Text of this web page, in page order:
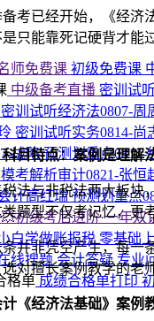
师免费课 初级免费课
中级备考直播 密训试
密训试听经济法0807-周
密训试听实务0814-尚
战略预测划重点0811-
模考解析审计0821-张恒
计高红瑞预测划重点
初级考后进阶·一年双
白学做账报税 零基础
线搜题会计答疑专业
格单 成绩合格单打印
考已经开始，《经济
只能靠死记硬背才能
目特点：案例是理解
税法与非税法两大板
题型不仅考记忆，更
条并非凭空产生，每
对擅长案例教学的老
《经济法基础》案例